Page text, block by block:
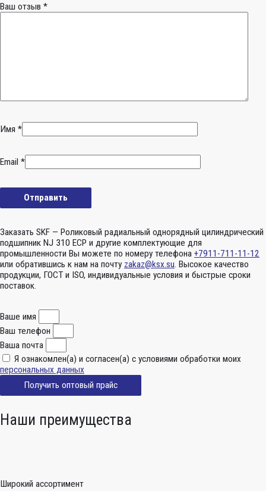
Ваш отзыв *
Имя *
Email *
Заказать SKF — Роликовый радиальный однорядный цилиндрический
подшипник NJ 310 ECP и другие комплектующие для
промышленности Вы можете по номеру телефона +7911-711-11-12
или обратившись к нам на почту zakaz@ksx.su. Высокое качество
продукции, ГОСТ и ISO, индивидуальные условия и быстрые сроки
поставок.
Ваше имя
Ваш телефон
Ваша почта
Я ознакомлен(а) и согласен(а) с условиями обработки моих
персональных данных
Получить оптовый прайс
Наши преимущества
Широкий ассортимент